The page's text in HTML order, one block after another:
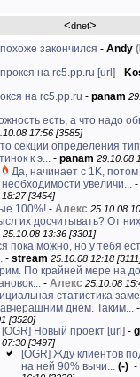
<dnet>
закончился - Andy (
на rc5.pp.ru [url] -
на rc5.pp.ru - panam
есть, а что надо
17:56 [3585]
секции определения
к э... - panam 29.10.08
Да, начинает с 1K,
необходимости увеличи... -
18:27 [3454]
100%! - Алекс 25.10.08
их досчитывать? От
25.10.08 13:36 [3301]
пока можно, но у тебя
- stream 25.10.08 12:18
По крайней мере на
- Алекс 25.10.08
статистика
днем. Таким...
[3520]
[OGR] Новый проект [url] -
07:30 [3497]
[OGR] Жду клиентов
на ней 90% вычи... (-) -